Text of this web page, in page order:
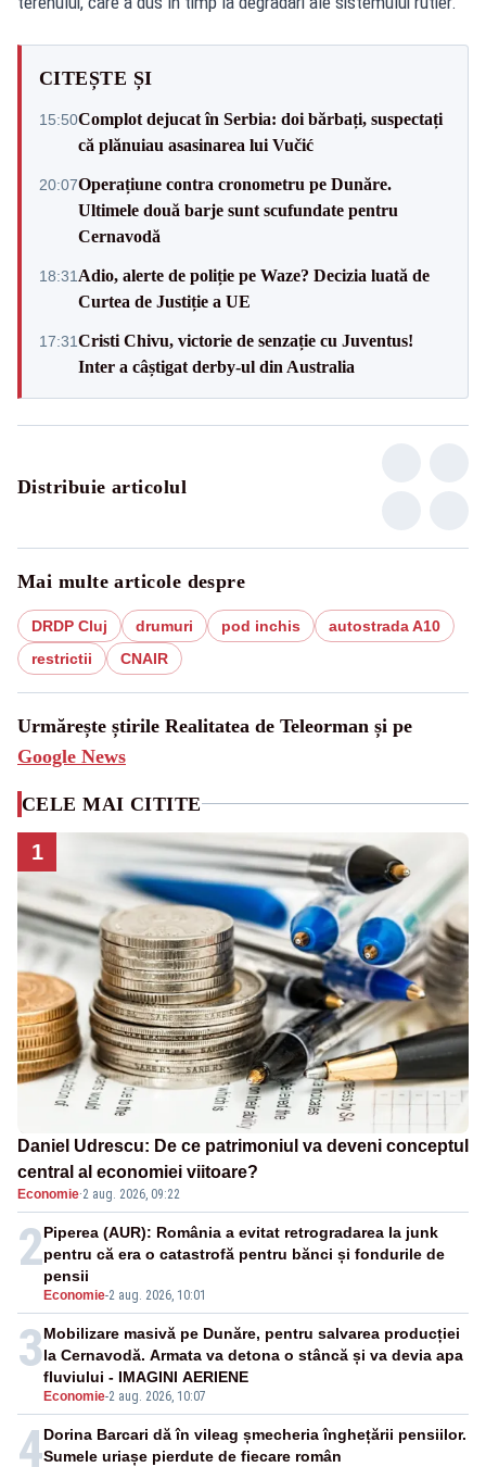
CITEȘTE ȘI
15:50Complot dejucat în Serbia: doi bărbați, suspectați
că plănuiau asasinarea lui Vučić
20:07Operațiune contra cronometru pe Dunăre.
Ultimele două barje sunt scufundate pentru
Cernavodă
18:31 Adio, alerte de poliție pe Waze? Decizia luată de
Curtea de Justiție a UE
17:31Cristi Chivu, victorie de senzație cu Juventus!
Inter a câștigat derby-ul din Australia
Distribuie articolul
Mai multe articole despre
DRDP Cluj drumuri pod inchis
autostrada A10
restrictii
CNAIR
Urmărește știrile Realitatea de Teleorman și pe
Google News
CELE MAI CITITE
1
Daniel Udrescu: De ce patrimoniul va deveni conceptul
central al economiei viitoare?
Economie·2 aug. 2026, 09:22
2
Economie-2 aug. 2026, 10:01
Piperea (AUR): România a evitat retrogradarea la junk
pentru că era o catastrofă pentru bănci și fondurile de
pensii
3
Economie-2 aug. 2026, 10:07
Mobilizare masivă pe Dunăre, pentru salvarea producției
la Cernavodă. Armata va detona o stâncă și va devia apa
fluviului - IMAGINI AERIENE
4Dorina Barcari dă în vileag șmecheria înghețării pensiilor.
Sumele uriașe pierdute de fiecare român